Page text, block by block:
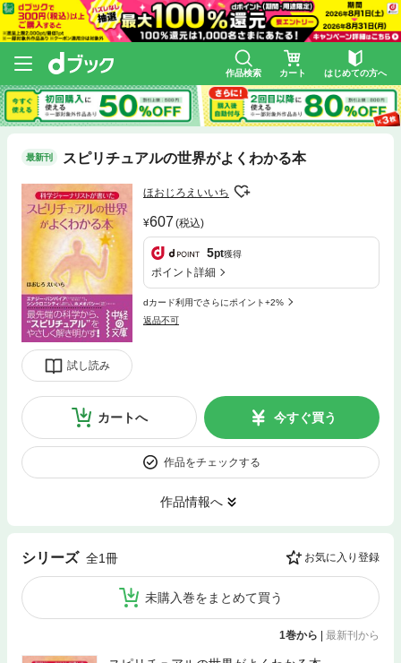
作品検索 カート はじめての方へ
最新刊 スピリチュアルの世界がよくわかる本
試し読み
ほおじろえいいち
607 (税込)
5pt獲得
ポイント詳細
dカード利用でさらにポイント+2%
返品不可
カートへ 今すぐ買う
作品をチェックする
作品情報へ
シリーズ 全1冊 お気に入り登録
未購入巻をまとめて買う
1巻から | 最新刊から